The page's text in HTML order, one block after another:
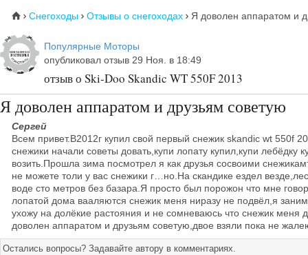
⌂  Снегоходы  Отзывы о снегоходах  Я доволен аппаратом и
Популярные Моторы
опубликовал отзыв 29 Ноя. в 18:49
отзыв о Ski-Doo Skandic WT 550F 2013
Я доволен аппаратом и друзьям советую
Сергей
Всем привет.В2012г купил свой первый снежик skandic wt 550f
снежики начали советы довать,купи лопату купил,купи лебёдку
возить.Прошла зима посмотрел я как друзья сосвоими
не можете толи у вас снежики г…но.На скандике ездел
воде сто метров без базара.Я просто был порожон что мне
лопатой дома вааляются снежик меня ниразу не подвёл,я
ухожу на долёкие растояния и не сомневаюсь что снежик меня
доволен аппаратом и друзьям советую,двое взяли пока не
Остались вопросы? Задавайте автору в комментариях.